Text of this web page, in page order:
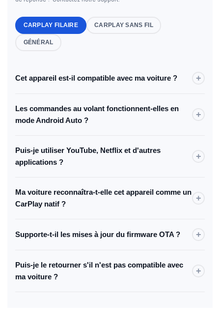
CARPLAY FILAIRE CARPLAY SANS FIL
GÉNÉRAL
Cet appareil est-il compatible avec ma voiture ? +
supportent CarPlay ou Android Auto de série.
Les commandes au volant fonctionnent-elles en
mode Android Auto ?
+
compatibilité totale ne peut être garantie pour tous les
véhicules.
Puis-je utiliser YouTube, Netflix et d'autres
applications ?
+
et supporte toutes les applications Android.
Ma voiture reconnaîtra-t-elle cet appareil comme un
CarPlay natif ?
+
automatiquement comme avec un appareil CarPlay
Supporte-t-il les mises à jour du firmware OTA ? +
nouvelles fonctionnalités sont envoyées régulièrement.
Puis-je le retourner s'il n'est pas compatible avec
ma voiture ?
+